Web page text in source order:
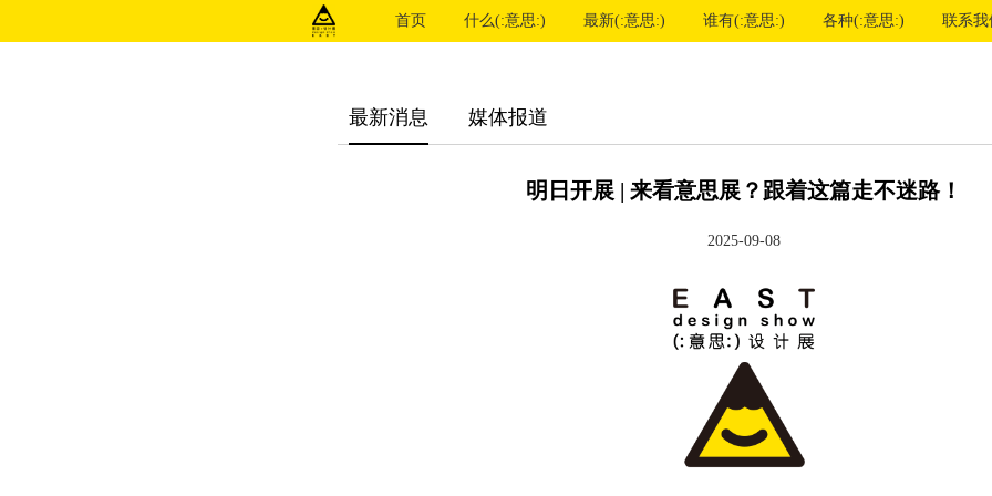
首页 什么(:意思:) 最新(:意思:) 谁有(:意思:) 各种(:意思:) 联系我
最新消息 媒体报道
明日开展 | 来看意思展？跟着这篇走不迷路！
2025-09-08